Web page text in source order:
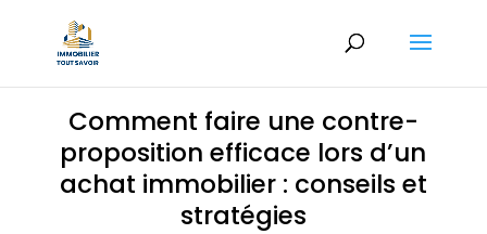
Comment faire une contre-
proposition efficace lors d’un
achat immobilier : conseils et
stratégies